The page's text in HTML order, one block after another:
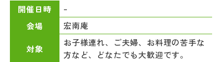
開催日時
–
会場
宏南庵
対象
お子様連れ、ご夫婦、お料理の苦手な
方など、どなたでも大歓迎です。